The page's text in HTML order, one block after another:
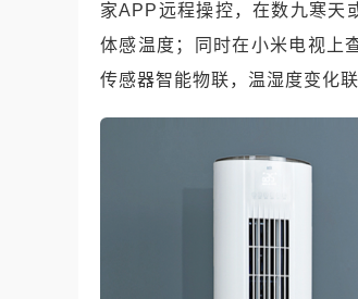
家APP远程操控，在数九寒天
体感温度；同时在小米电视上
传感器智能物联，温湿度变化